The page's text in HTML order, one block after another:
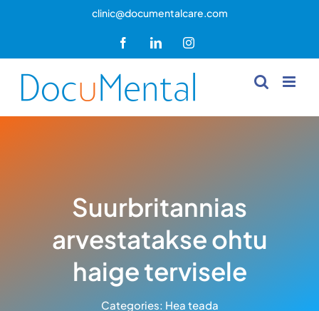
clinic@documentalcare.com
FacebookLinkedInInstagram
Suurbritannias
arvestatakse ohtu
haige tervisele
Categories: Hea teada